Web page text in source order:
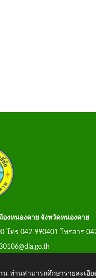
องหนองคาย จังหวัดหนองคาย
โทร 042-990401 โทรสาร
ท่านสามารถศึกษารายละเอี